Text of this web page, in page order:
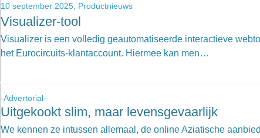
10 september 2025, Productnieuws
Visualizer-tool
Visualizer is een volledig geautomatiseerde interactieve
het Eurocircuits-klantaccount. Hiermee kan men…
-Advertorial-
Uitgekookt slim, maar levensgevaarlijk
We kennen ze intussen allemaal, de online Aziatische